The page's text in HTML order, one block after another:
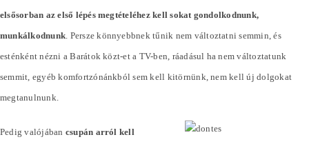
elsősorban az első lépés megtételéhez kell sokat gondolkodnunk,
munkálkodnunk . Persze könnyebbnek tűnik nem változtatni semmin, és
esténként nézni a Barátok közt-et a TV-ben, ráadásul ha nem változtatunk
semmit, egyéb komfortzónánkból sem kell kitörnünk, nem kell új dolgokat
megtanulnunk.
Pedig valójában csupán arról kell